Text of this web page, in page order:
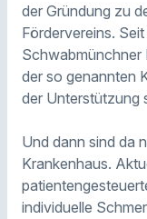
der Gründung zu
Fördervereins.
Schwabmünchner
der so genannten
der Unterstützung
Und dann sind da
Krankenhaus.
individuelle